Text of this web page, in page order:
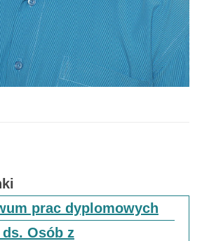
prac dyplomowych
Osób z